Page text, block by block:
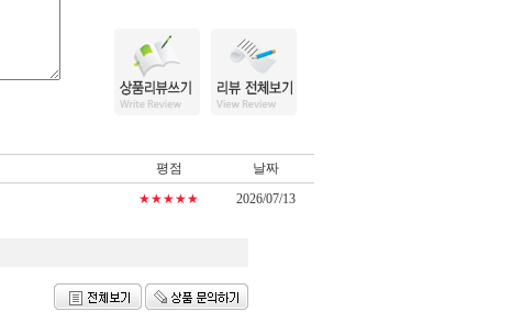
평점
날짜
★★★★★ 2026/07/13